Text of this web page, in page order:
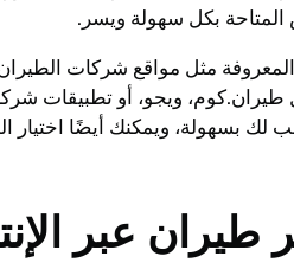
المتاحة بكل سهولة ويسر.
ويجو، أو تطبيقات
لك بسهولة، ويمكنك أيضًا
عبر